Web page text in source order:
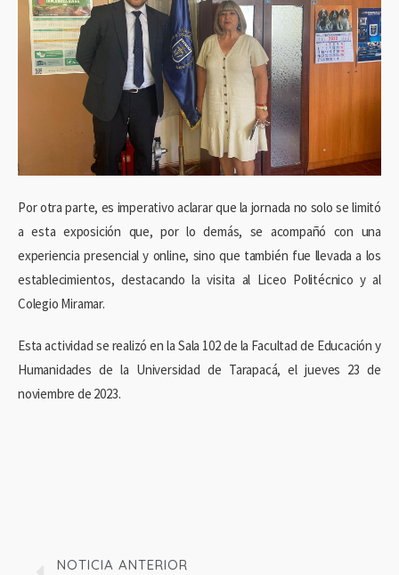
Por otra parte, es imperativo aclarar que la jornada no solo se limitó
a esta exposición que, por lo demás, se acompañó con una
experiencia presencial y online, sino que también fue llevada a los
establecimientos, destacando la visita al Liceo Politécnico y al
Colegio Miramar.
Esta actividad se realizó en la Sala 102 de la Facultad de Educación y
Humanidades de la Universidad de Tarapacá, el jueves 23 de
noviembre de 2023.
NOTICIA ANTERIOR